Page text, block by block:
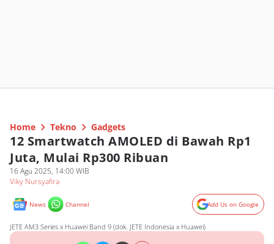
Home Tekno Gadgets
12 Smartwatch AMOLED di Bawah Rp1
Juta, Mulai Rp300 Ribuan
16 Agu 2025, 14:00 WIB
Viky Nursyafira
News Channel Add Us on Google
JETE AM3 Series x Huawei Band 9 (dok. JETE Indonesia x Huawei)